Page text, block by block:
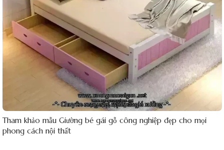
Tham khảo mẫu Giường bé gái gỗ công nghiệp đẹp cho mọi
phong cách nội thất